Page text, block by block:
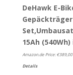
DeHawk E-
15Ah
Amazon.de Price:€389,00
Details